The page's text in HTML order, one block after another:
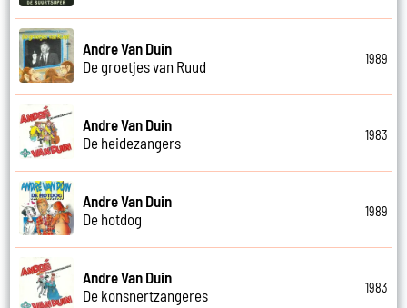
Andre Van Duin
De groetjes van Ruud
1989
Andre Van Duin
De heidezangers
1983
Andre Van Duin
De hotdog
1989
Andre Van Duin
De konsnertzangeres
1983